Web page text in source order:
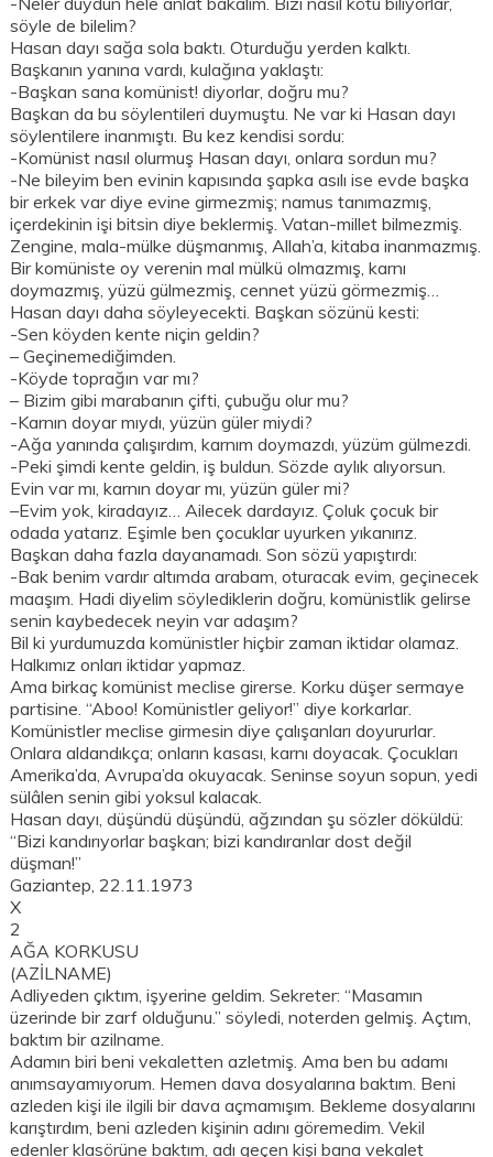
söyle de bilelim?
Hasan dayı sağa sola baktı. Oturduğu yerden kalktı.
Başkanın yanına vardı, kulağına yaklaştı:
-Başkan sana komünist! diyorlar, doğru mu?
Başkan da bu söylentileri duymuştu. Ne var ki Hasan dayı
söylentilere inanmıştı. Bu kez kendisi sordu:
-Komünist nasıl olurmuş Hasan dayı, onlara sordun mu?
-Ne bileyim ben evinin kapısında şapka asılı ise evde başka
bir erkek var diye evine girmezmiş; namus tanımazmış,
içerdekinin işi bitsin diye beklermiş. Vatan-millet bilmezmiş.
Zengine, mala-mülke düşmanmış, Allah’a, kitaba inanmazmış.
Bir komüniste oy verenin mal mülkü olmazmış, karnı
doymazmış, yüzü gülmezmiş, cennet yüzü görmezmiş…
Hasan dayı daha söyleyecekti. Başkan sözünü kesti:
-Sen köyden kente niçin geldin?
– Geçinemediğimden.
-Köyde toprağın var mı?
– Bizim gibi marabanın çifti, çubuğu olur mu?
-Karnın doyar mıydı, yüzün güler miydi?
-Ağa yanında çalışırdım, karnım doymazdı, yüzüm gülmezdi.
-Peki şimdi kente geldin, iş buldun. Sözde aylık alıyorsun.
Evin var mı, karnın doyar mı, yüzün güler mi?
–Evim yok, kiradayız… Ailecek dardayız. Çoluk çocuk bir
odada yatarız. Eşimle ben çocuklar uyurken yıkanırız.
Başkan daha fazla dayanamadı. Son sözü yapıştırdı:
-Bak benim vardır altımda arabam, oturacak evim, geçinecek
maaşım. Hadi diyelim söylediklerin doğru, komünistlik gelirse
senin kaybedecek neyin var adaşım?
Bil ki yurdumuzda komünistler hiçbir zaman iktidar olamaz.
Halkımız onları iktidar yapmaz.
Ama birkaç komünist meclise girerse. Korku düşer sermaye
partisine. “Aboo! Komünistler geliyor!” diye korkarlar.
Komünistler meclise girmesin diye çalışanları doyururlar.
Onlara aldandıkça; onların kasası, karnı doyacak. Çocukları
Amerika’da, Avrupa’da okuyacak. Seninse soyun sopun, yedi
sülâlen senin gibi yoksul kalacak.
Hasan dayı, düşündü düşündü, ağzından şu sözler döküldü:
“Bizi kandırıyorlar başkan; bizi kandıranlar dost değil
düşman!”
Gaziantep, 22.11.1973
X
2
AĞA KORKUSU
(AZİLNAME)
Adliyeden çıktım, işyerine geldim. Sekreter: “Masamın
üzerinde bir zarf olduğunu.” söyledi, noterden gelmiş. Açtım,
baktım bir azilname.
Adamın biri beni vekaletten azletmiş. Ama ben bu adamı
anımsayamıyorum. Hemen dava dosyalarına baktım. Beni
azleden kişi ile ilgili bir dava açmamışım. Bekleme dosyalarını
karıştırdım, beni azleden kişinin adını göremedim. Vekil
edenler klasörüne baktım, adı geçen kişi bana vekalet